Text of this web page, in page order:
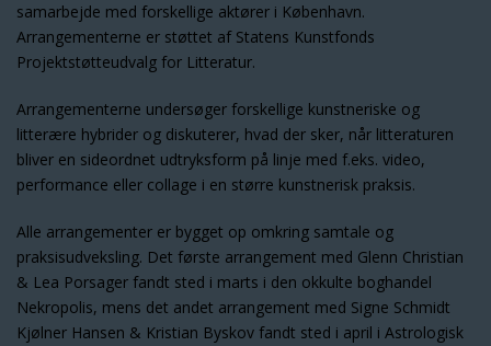
samarbejde med forskellige aktører i København.
Arrangementerne er støttet af Statens Kunstfonds
Projektstøtteudvalg for Litteratur.
Arrangementerne undersøger forskellige kunstneriske og
litterære hybrider og diskuterer, hvad der sker, når litteraturen
bliver en sideordnet udtryksform på linje med f.eks. video,
performance eller collage i en større kunstnerisk praksis.
Alle arrangementer er bygget op omkring samtale og
praksisudveksling. Det første arrangement med Glenn Christian
& Lea Porsager fandt sted i marts i den okkulte boghandel
Nekropolis, mens det andet arrangement med Signe Schmidt
Kjølner Hansen & Kristian Byskov fandt sted i april i Astrologisk